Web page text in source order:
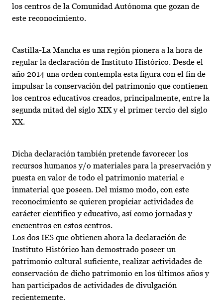
los centros de la Comunidad Autónoma que gozan de
este reconocimiento.
Castilla-La Mancha es una región pionera a la hora de
regular la declaración de Instituto Histórico. Desde el
año 2014 una orden contempla esta figura con el fin de
impulsar la conservación del patrimonio que contienen
los centros educativos creados, principalmente, entre la
segunda mitad del siglo XIX y el primer tercio del siglo
XX.
Dicha declaración también pretende favorecer los
recursos humanos y/o materiales para la preservación y
puesta en valor de todo el patrimonio material e
inmaterial que poseen. Del mismo modo, con este
reconocimiento se quieren propiciar actividades de
carácter científico y educativo, así como jornadas y
encuentros en estos centros.
Los dos IES que obtienen ahora la declaración de
Instituto Histórico han demostrado poseer un
patrimonio cultural suficiente, realizar actividades de
conservación de dicho patrimonio en los últimos años y
han participados de actividades de divulgación
recientemente.